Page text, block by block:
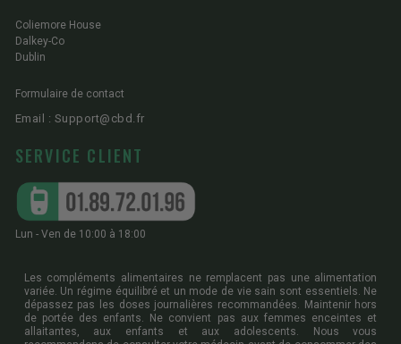
Coliemore House
Dalkey-Co
Dublin
Formulaire de contact
Email : Support@cbd.fr
SERVICE CLIENT
Lun - Ven de 10:00 à 18:00
Les compléments alimentaires ne remplacent pas une alimentation
variée. Un régime équilibré et un mode de vie sain sont essentiels. Ne
dépassez pas les doses journalières recommandées. Maintenir hors
de portée des enfants. Ne convient pas aux femmes enceintes et
allaitantes, aux enfants et aux adolescents. Nous vous